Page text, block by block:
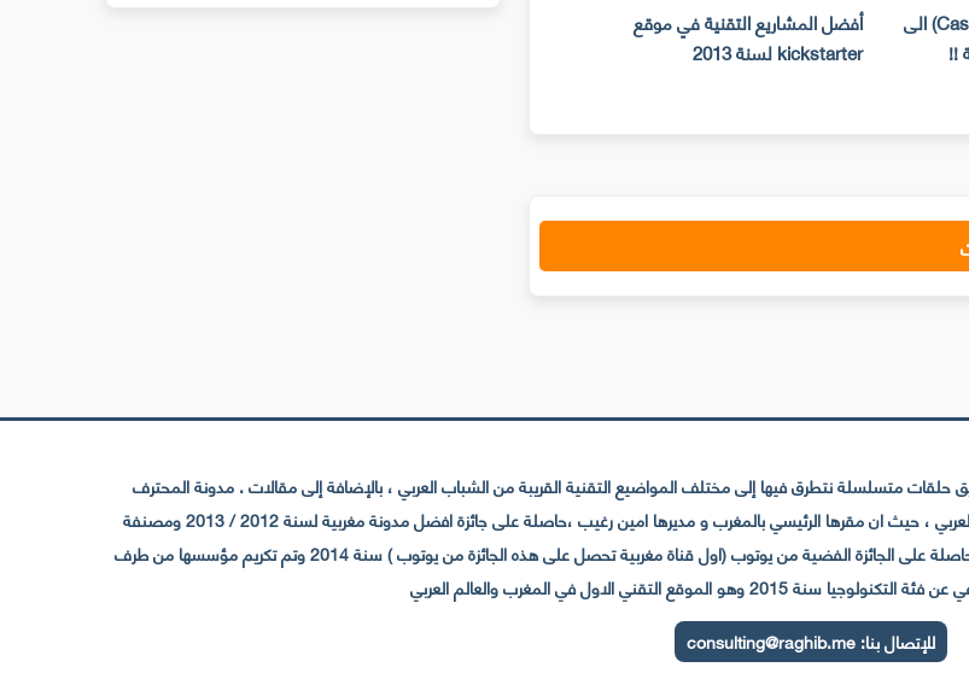
حول الاشرطة السمعية (Cassette) الى أفضل المشاريع التقنية في موقع
kickstarter لسنة 2013
متسلسلة نتطرق فيها إلى مختلف المواضيع التقنية القريبة من الشباب العربي ، بالإضافة إلى مقالات . مدونة المحترف
تأسست سنة 2009 حيث تستقطب الآن عدد كبير من الزوار من كافة ربوع الوطن العربي ، حيث ان مقرها الرئيسي بالمغرب و مديرها امين رغيب ،حاصلة على جائزة افضل مدونة مغربية لسنة 2012 / 2013 ومصنفة
ضمن افضل 10 مدونات عربية حسب المركز الدولي للصحفيين ICFJ سنة 2013 وحاصلة على الجائزة الفضية من يوتوب (اول قناة مغربية تحصل على هذه الجائزة من يوتوب ) سنة 2014 وتم تكريم مؤسسها من طرف
الموقع التقني الاول في المغرب والعالم العربي
للإتصال بنا:consulting@raghib.me